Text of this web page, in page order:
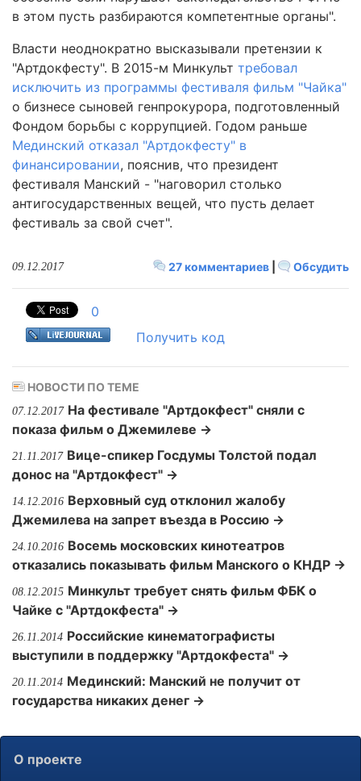
в этом пусть разбираются компетентные органы".
Власти неоднократно высказывали претензии к
"Артдокфесту". В 2015-м Минкульт требовал
исключить из программы фестиваля фильм "Чайка"
о бизнесе сыновей генпрокурора, подготовленный
Фондом борьбы с коррупцией. Годом раньше
Мединский отказал "Артдокфесту" в
финансировании, пояснив, что президент
фестиваля Манский - "наговорил столько
антигосударственных вещей, что пусть делает
фестиваль за свой счет".
27 комментариев Обсудить
09.12.2017
0
Получить код
НОВОСТИ ПО ТЕМЕ
07.12.2017 На фестивале "Артдокфест" сняли с
показа фильм о Джемилеве →
21.11.2017 Вице-спикер Госдумы Толстой подал
донос на "Артдокфест" →
14.12.2016 Верховный суд отклонил жалобу
Джемилева на запрет въезда в Россию →
24.10.2016 Восемь московских кинотеатров
отказались показывать фильм Манского о КНДР →
08.12.2015 Минкульт требует снять фильм ФБК о
Чайке с "Артдокфеста" →
26.11.2014 Российские кинематографисты
выступили в поддержку "Артдокфеста" →
20.11.2014 Мединский: Манский не получит от
государства никаких денег →
О проекте